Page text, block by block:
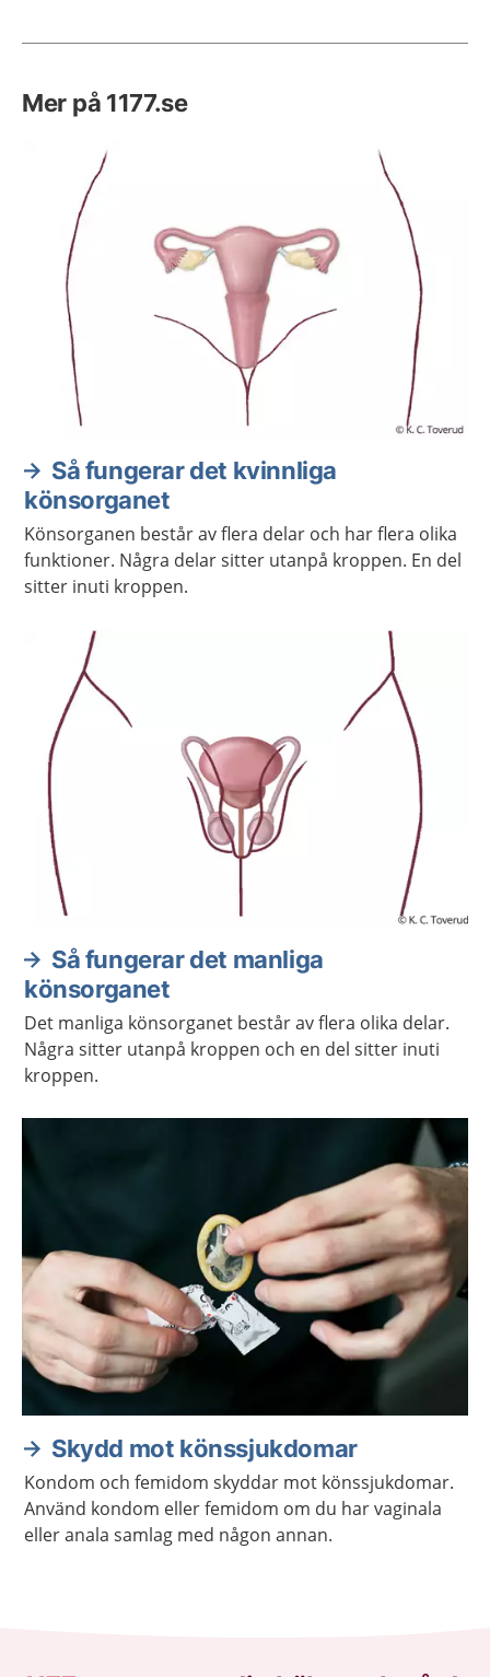
Mer på 1177.se
Så fungerar det kvinnliga
könsorganet
Könsorganen består av flera delar och har flera olika
funktioner. Några delar sitter utanpå kroppen. En del
sitter inuti kroppen.
Så fungerar det manliga
könsorganet
Det manliga könsorganet består av flera olika delar.
Några sitter utanpå kroppen och en del sitter inuti
kroppen.
Skydd mot könssjukdomar
Kondom och femidom skyddar mot könssjukdomar.
Använd kondom eller femidom om du har vaginala
eller anala samlag med någon annan.